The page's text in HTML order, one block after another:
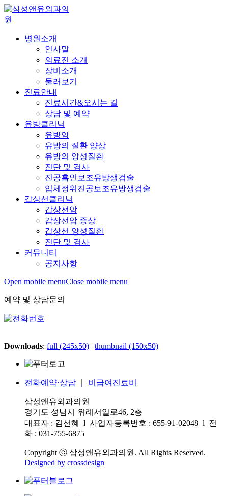
병원소개
인사말
의료진 소개
장비소개
둘러보기
진료안내
진료시간&오시는 길
상담 및 예약
유방클리닉
유방암
유방의 질환 양상
유방의 양성질환
진단 및 검사
진공흡인보조유방생검술
입체정위진공보조유방생검술
갑상선클리닉
갑상선암
갑상선암 증상
갑상선 양성질환
진단 및 검사
커뮤니티
공지사항
Open mobile menuClose mobile menu
예약 및 상담문의
Downloads: full (245x50) | thumbnail (150x50)
전화예약·상담 비급여진료비
삼성앤유외과의원
경기도 성남시 위례서일로46, 2층
대표자 : 김선혜 l 사업자등록번호 : 655-91-02048 l 전
화 : 031-755-6875
Copyright ⓒ 삼성앤유외과의원. All Rights Reserved.
Designed by crossdesign